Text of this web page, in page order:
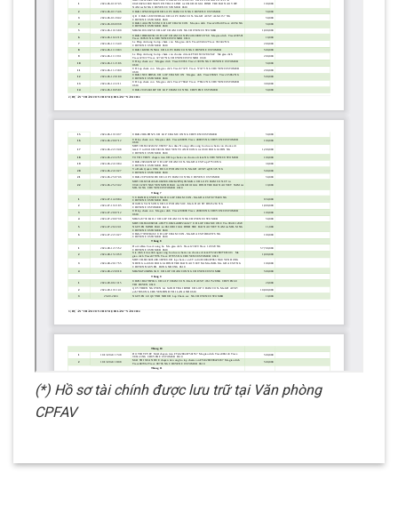
(*) Hồ sơ tài chính được lưu trữ tại Văn phòng
CPFAV